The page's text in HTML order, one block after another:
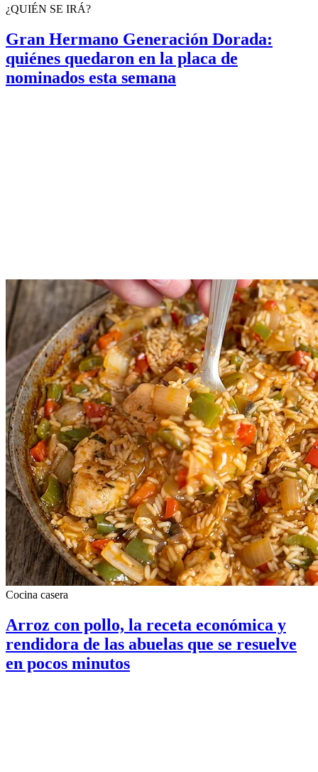
¿QUIÉN SE IRÁ?
Gran Hermano Generación Dorada:
quiénes quedaron en la placa de
nominados esta semana
Cocina casera
Arroz con pollo, la receta económica y
rendidora de las abuelas que se resuelve
en pocos minutos